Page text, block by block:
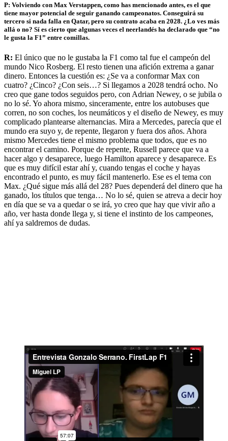
P: Volviendo con Max Verstappen, como has mencionado antes, es el que
tiene mayor potencial de seguir ganando campeonatos. Conseguirá su
tercero si nada falla en Qatar, pero su contrato acaba en 2028. ¿Lo ves más
allá o no? Sí es cierto que algunas veces el neerlandés ha declarado que “no
le gusta la F1” entre comillas.
R: El único que no le gustaba la F1 como tal fue el campeón del
mundo Nico Rosberg. El resto tienen una afición extrema a ganar
dinero. Entonces la cuestión es: ¿Se va a conformar Max con
cuatro? ¿Cinco? ¿Con seis…? Si llegamos a 2028 tendrá ocho. No
creo que gane todos seguidos pero, con Adrian Newey, o se jubila o
no lo sé. Yo ahora mismo, sinceramente, entre los autobuses que
corren, no son coches, los neumáticos y el diseño de Newey, es muy
complicado plantearse alternancias. Mira a Mercedes, parecía que el
mundo era suyo y, de repente, llegaron y fuera dos años. Ahora
mismo Mercedes tiene el mismo problema que todos, que es no
encontrar el camino. Porque de repente, Russell parece que va a
hacer algo y desaparece, luego Hamilton aparece y desaparece. Es
que es muy difícil estar ahí y, cuando tengas el coche y hayas
encontrado el punto, es muy fácil mantenerlo. Ese es el tema con
Max. ¿Qué sigue más allá del 28? Pues dependerá del dinero que ha
ganado, los títulos que tenga… No lo sé, quien se atreva a decir hoy
en día que se va a quedar o se irá, yo creo que hay que vivir año a
año, ver hasta donde llega y, si tiene el instinto de los campeones,
ahí ya saldremos de dudas.